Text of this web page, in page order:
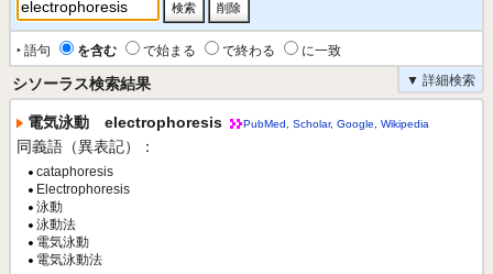
‣ 語句 を含む で始まる で終わる
に一致
▼ 詳細検索
シソーラス検索結果
電気泳動 electrophoresis PubMed Scholar, Google Wikipedia
同義語（異表記）：
cataphoresis
Electrophoresis
泳動
泳動法
電気泳動
電気泳動法